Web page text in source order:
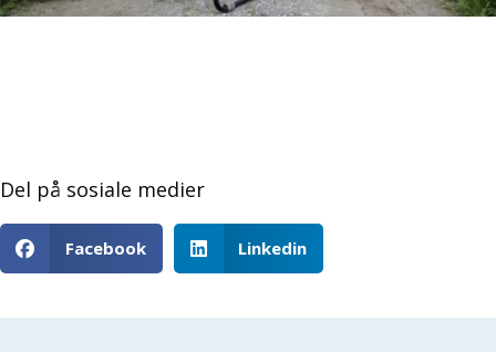
Del på sosiale medier
Facebook Linkedin